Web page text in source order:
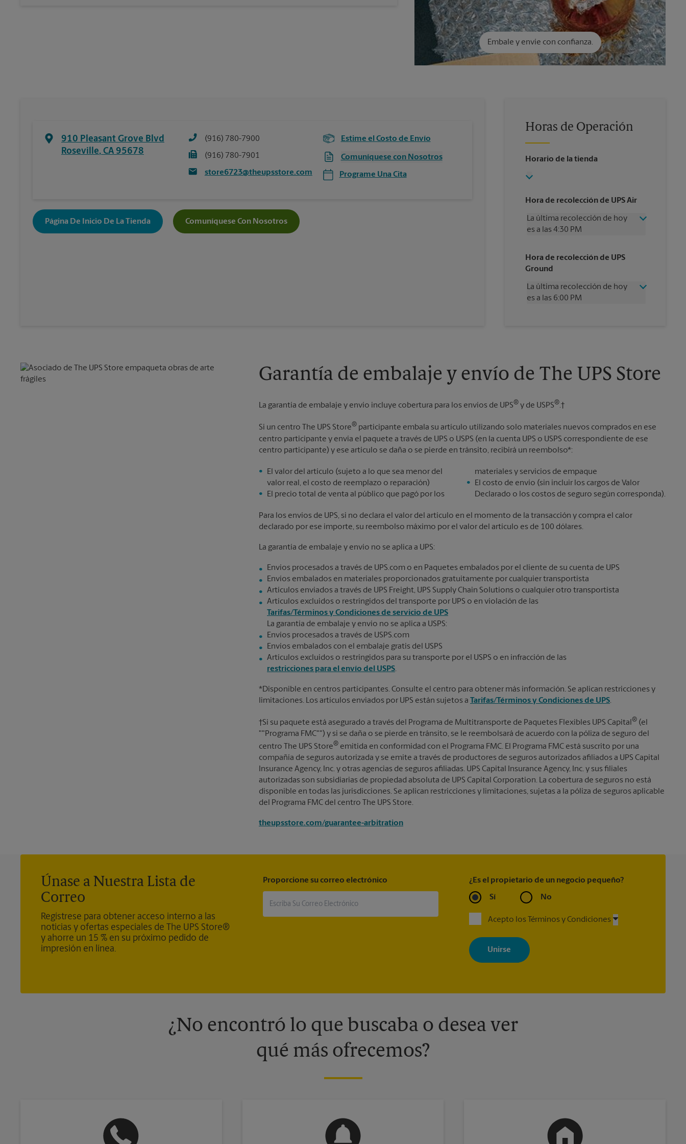
Embale y envíe con confianza.
910 Pleasant Grove Blvd
Roseville, CA 95678
(916) 780-7900
(916) 780-7901
store6723@theupsstore.com
Estime el Costo de Envío
Comuníquese con Nosotros
Programe Una Cita
Página De Inicio De La Tienda Comuníquese Con Nosotros
Horas de Operación
Horario de la tienda
Hora de recolección de UPS Air
La última recolección de hoy
es a las 4:30 PM
Jueves
4:30 PM
Viernes
Sábado
12:00 PM
Domingo
Sin Recolección
Hora de recolección de UPS
Ground
La última recolección de hoy
es a las 6:00 PM
Domingo
Sin Recolección
Lunes
6:00 PM
Garantía de embalaje y envío de The UPS Store
La garantía de embalaje y envío incluye cobertura para los envíos de UPS® y de USPS®.†
Si un centro The UPS Store® participante embala su artículo utilizando solo materiales nuevos comprados en ese
centro participante y envía el paquete a través de UPS o USPS (en la cuenta UPS o USPS correspondiente de ese
centro participante) y ese artículo se daña o se pierde en tránsito, recibirá un reembolso*:
El valor del artículo (sujeto a lo que sea menor del
valor real, el costo de reemplazo o reparación)
El precio total de venta al público que pagó por los
materiales y servicios de empaque
El costo de envío (sin incluir los cargos de Valor
Declarado o los costos de seguro según corresponda).
Para los envíos de UPS, si no declara el valor del artículo en el momento de la transacción y compra el calor
declarado por ese importe, su reembolso máximo por el valor del artículo es de 100 dólares.
La garantía de embalaje y envío no se aplica a UPS:
Envíos procesados a través de UPS.com o en Paquetes embalados por el cliente de su cuenta de UPS
Envíos embalados en materiales proporcionados gratuitamente por cualquier transportista
Artículos enviados a través de UPS Freight, UPS Supply Chain Solutions o cualquier otro transportista
Artículos excluidos o restringidos del transporte por UPS o en violación de las
Tarifas/Términos y Condiciones de servicio de UPS
La garantía de embalaje y envío no se aplica a USPS:
Envíos procesados a través de USPS.com
Envíos embalados con el embalaje gratis del USPS
Artículos excluidos o restringidos para su transporte por el USPS o en infracción de las
restricciones para el envío del USPS.
*Disponible en centros participantes. Consulte el centro para obtener más información. Se aplican restricciones y
limitaciones. Los artículos enviados por UPS están sujetos a Tarifas/Términos y Condiciones de UPS.
†Si su paquete está asegurado a través del Programa de Multitransporte de Paquetes Flexibles UPS Capital ® (el
""Programa FMC"") y si se daña o se pierde en tránsito, se le reembolsará de acuerdo con la póliza de seguro del
centro The UPS Store® emitida en conformidad con el Programa FMC. El Programa FMC está suscrito por una
compañía de seguros autorizada y se emite a través de productores de seguros autorizados afiliados a UPS Capital
Insurance Agency, Inc. y otras agencias de seguros afiliadas. UPS Capital Insurance Agency, Inc. y sus filiales
autorizadas son subsidiarias de propiedad absoluta de UPS Capital Corporation. La cobertura de seguros no está
disponible en todas las jurisdicciones. Se aplican restricciones y limitaciones, sujetas a la póliza de seguros aplicable
del Programa FMC del centro The UPS Store.
theupsstore.com/guarantee-arbitration
Únase a Nuestra Lista de
Correo
Regístrese para obtener acceso interno a las
noticias y ofertas especiales de The UPS Store®
y ahorre un 15 % en su próximo pedido de
impresión en línea.
Proporcione su correo electrónico ¿Es el propietario de un negocio pequeño?
Sí No
Acepto los Términos y Condiciones
Al registrarse, acepta recibir correos electrónicos de The UPS Store
con noticias, ofertas especiales, promociones y mensajes
adaptados a sus intereses. Puede darse de baja en cualquier
momento. Para más información, consulte nuestra política de
información, contacte al centro The UPS Store en su ciudad.
¿No encontró lo que buscaba o desea ver
qué más ofrecemos?